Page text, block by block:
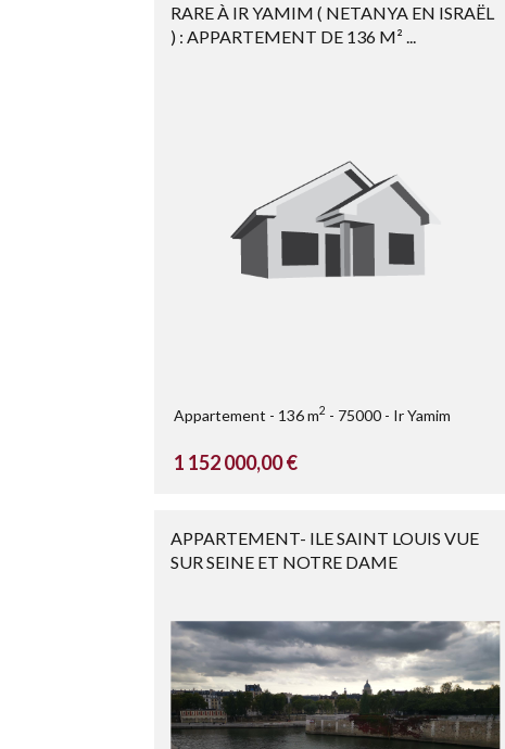
RARE À IR YAMIM ( NETANYA EN ISRAËL
) : APPARTEMENT DE 136 M² ...
Appartement 136 m2 75000 Ir Yamim
1 152 000,00 €
APPARTEMENT- ILE SAINT LOUIS VUE
SUR SEINE ET NOTRE DAME